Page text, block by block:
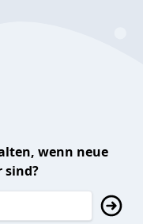
wenn neue
sind?